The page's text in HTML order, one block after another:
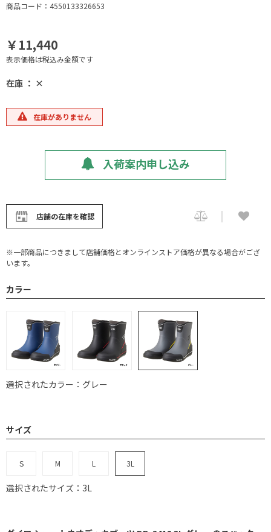
商品コード：4550133326653
￥11,440
表示価格は税込み金額です
在庫 ： ×
在庫がありません
入荷案内申し込み
店舗の在庫を確認
※一部商品につきまして店舗価格とオンラインストア価格が異なる場合がござ
います。
カラー
選択されたカラー：グレー
サイズ
S M L 3L
選択されたサイズ：3L